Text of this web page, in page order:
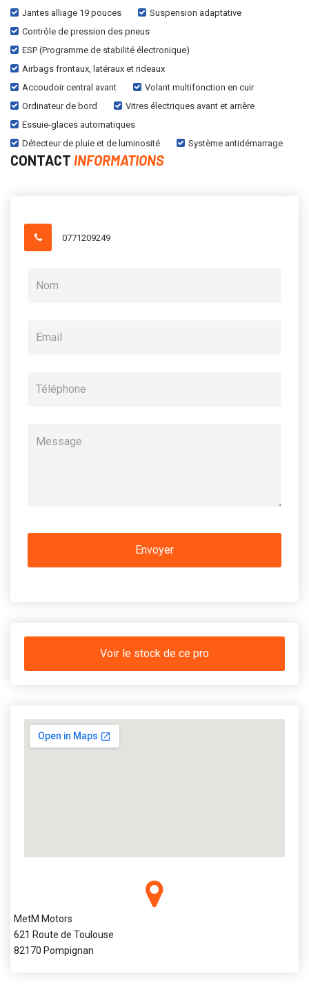
Jantes alliage 19 pouces
Suspension adaptative
Contrôle de pression des pneus
ESP (Programme de stabilité électronique)
Airbags frontaux, latéraux et rideaux
Accoudoir central avant
Volant multifonction en cuir
Ordinateur de bord
Vitres électriques avant et arrière
Essuie-glaces automatiques
Détecteur de pluie et de luminosité
Système antidémarrage
CONTACT INFORMATIONS
0771209249
Voir le stock de ce pro
MetM Motors
621 Route de Toulouse
82170 Pompignan